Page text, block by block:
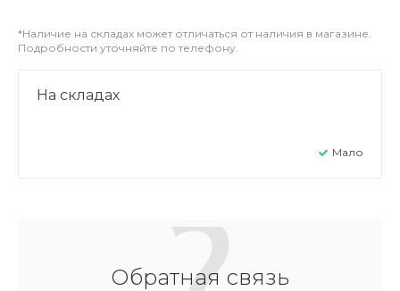
*Наличие на складах может отличаться от наличия в магазине.
Подробности уточняйте по телефону.
На складах
Мало
Обратная связь